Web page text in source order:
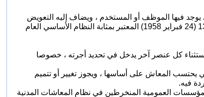
يوجد فيها الموظف أو المستخدم ، ويضاف إليه التعويض
بتاريخ 4 شعبان 1377 (24 فبراير 1958) المعتبر بمثابة النظام الأساسي العام
كل عنصر آخر يدخل في تحديد أجرته ، خصوصا
يحتسب المعاش على أساسها ، ويجوز تغيير أو تتميم
فيه.
العمومية المنخرطين في نظام المعاشات المدنية